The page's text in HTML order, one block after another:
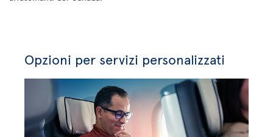
Opzioni per servizi personalizzati